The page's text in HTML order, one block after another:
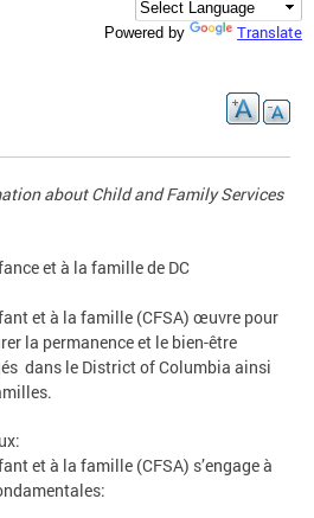
Powered by Translate
about Child and Family Services
et à la famille de DC
et à la famille (CFSA) œuvre pour
la permanence et le bien-être
dans le District of Columbia ainsi
et à la famille (CFSA) s’engage à